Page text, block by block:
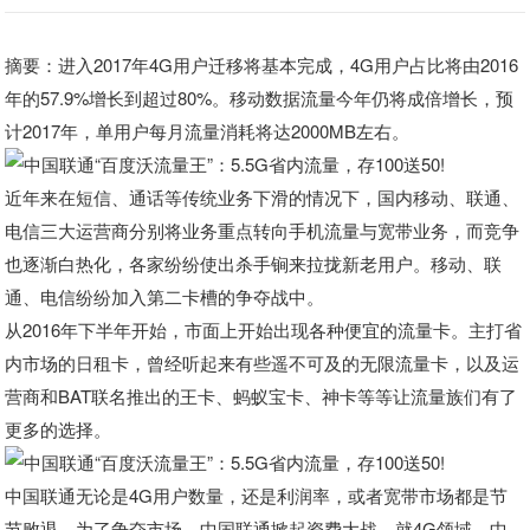
摘要：进入2017年4G用户迁移将基本完成，4G用户占比将由2016
年的57.9%增长到超过80%。移动数据流量今年仍将成倍增长，预
计2017年，单用户每月流量消耗将达2000MB左右。
近年来在短信、通话等传统业务下滑的情况下，国内移动、联通、
电信三大运营商分别将业务重点转向手机流量与宽带业务，而竞争
也逐渐白热化，各家纷纷使出杀手锏来拉拢新老用户。移动、联
通、电信纷纷加入第二卡槽的争夺战中。
从2016年下半年开始，市面上开始出现各种便宜的流量卡。主打省
内市场的日租卡，曾经听起来有些遥不可及的无限流量卡，以及运
营商和BAT联名推出的王卡、蚂蚁宝卡、神卡等等让流量族们有了
更多的选择。
中国联通无论是4G用户数量，还是利润率，或者宽带市场都是节